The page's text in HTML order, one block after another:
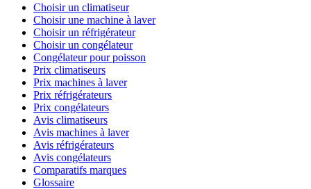
Choisir un climatiseur
Choisir une machine à laver
Choisir un réfrigérateur
Choisir un congélateur
Congélateur pour poisson
Prix climatiseurs
Prix machines à laver
Prix réfrigérateurs
Prix congélateurs
Avis climatiseurs
Avis machines à laver
Avis réfrigérateurs
Avis congélateurs
Comparatifs marques
Glossaire